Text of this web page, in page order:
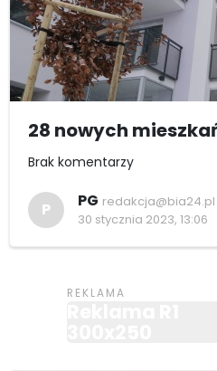
28 nowych
Brak komentarzy
P PG redakcja@bia24.pl
30 stycznia 2023, 13:06